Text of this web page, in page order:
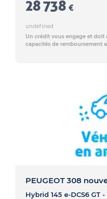
28 738 €
undefined
Un crédit vous engage et doit
capacités de remboursement
PEUGEOT 308